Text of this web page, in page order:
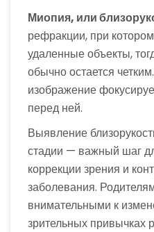
Миопия, или
рефракции, при
удаленные объекты,
обычно остается
изображение
перед ней.
Выявление
стадии — важный шаг
коррекции зрения и
заболевания.
внимательными к
зрительных привычках